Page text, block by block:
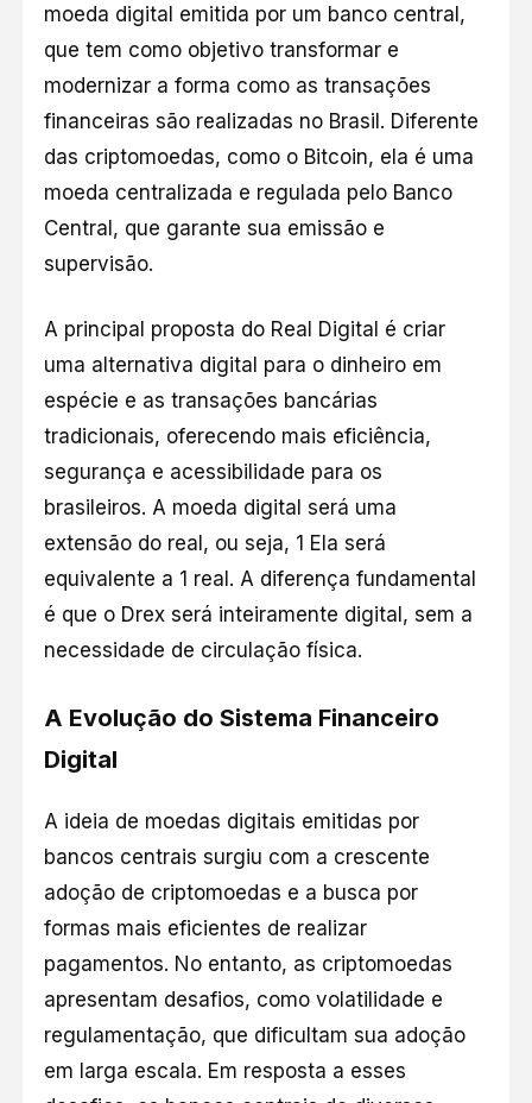
moeda digital emitida por um banco central,
que tem como objetivo transformar e
modernizar a forma como as transações
financeiras são realizadas no Brasil. Diferente
das criptomoedas, como o Bitcoin, ela é uma
moeda centralizada e regulada pelo Banco
Central, que garante sua emissão e
supervisão.
A principal proposta do Real Digital é criar
uma alternativa digital para o dinheiro em
espécie e as transações bancárias
tradicionais, oferecendo mais eficiência,
segurança e acessibilidade para os
brasileiros. A moeda digital será uma
extensão do real, ou seja, 1 Ela será
equivalente a 1 real. A diferença fundamental
é que o Drex será inteiramente digital, sem a
necessidade de circulação física.
A Evolução do Sistema Financeiro
Digital
A ideia de moedas digitais emitidas por
bancos centrais surgiu com a crescente
adoção de criptomoedas e a busca por
formas mais eficientes de realizar
pagamentos. No entanto, as criptomoedas
apresentam desafios, como volatilidade e
regulamentação, que dificultam sua adoção
em larga escala. Em resposta a esses